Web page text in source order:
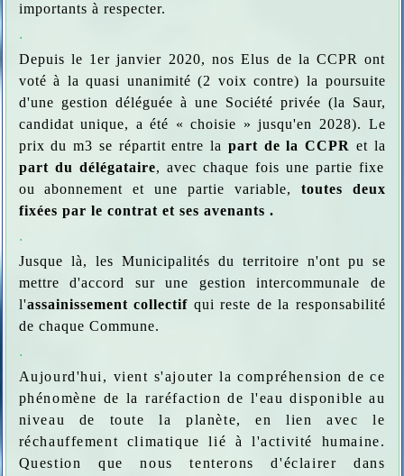
importants à respecter.
.
Depuis le 1er janvier 2020, nos Elus de la CCPR ont
voté à la quasi unanimité (2 voix contre) la poursuite
d'une gestion déléguée à une Société privée (la Saur,
candidat unique, a été « choisie » jusqu'en 2028). Le
prix du m3 se répartit entre la part de la CCPR et la
part du délégataire, avec chaque fois une partie fixe
ou abonnement et une partie variable, toutes deux
fixées par le contrat et ses avenants .
.
Jusque là, les Municipalités du territoire n'ont pu se
mettre d'accord sur une gestion intercommunale de
l'assainissement collectif qui reste de la responsabilité
de chaque Commune.
.
Aujourd'hui, vient s'ajouter la compréhension de ce
phénomène de la raréfaction de l'eau disponible au
niveau de toute la planète, en lien avec le
réchauffement climatique lié à l'activité humaine.
Question que nous tenterons d'éclairer dans